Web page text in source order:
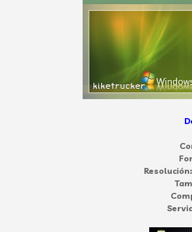
Resolución: